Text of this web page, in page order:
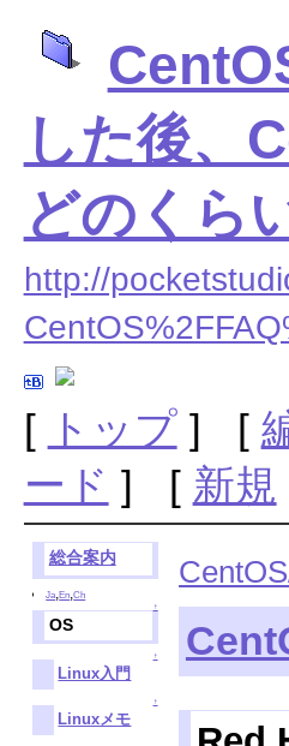
した後、
どのくら
http://
[ トップ] [
ード ] [ 新規
総合案内
Ja ,En ,Ch
↑
OS
↑
Linux入門
↑
Linuxメモ